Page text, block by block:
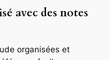
avec des notes
organisées et